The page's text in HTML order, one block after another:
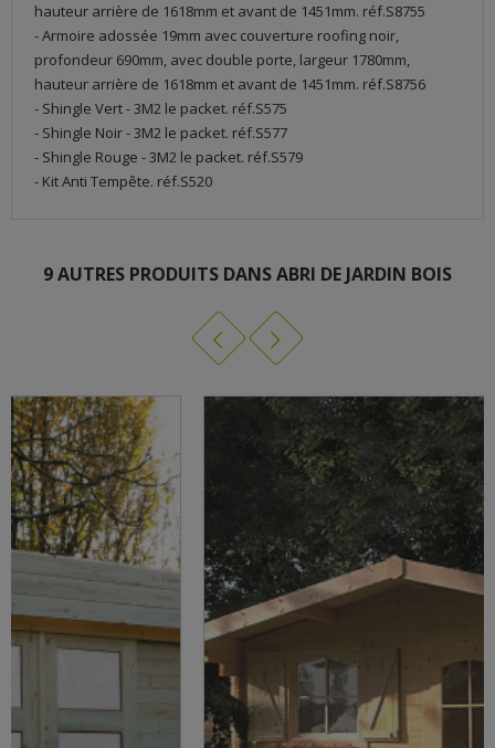
hauteur arrière de 1618mm et avant de 1451mm. réf.S8755
- Armoire adossée 19mm avec couverture roofing noir,
profondeur 690mm, avec double porte, largeur 1780mm,
hauteur arrière de 1618mm et avant de 1451mm. réf.S8756
- Shingle Vert - 3M2 le packet. réf.S575
- Shingle Noir - 3M2 le packet. réf.S577
- Shingle Rouge - 3M2 le packet. réf.S579
- Kit Anti Tempête. réf.S520
9 AUTRES PRODUITS DANS ABRI DE JARDIN BOIS